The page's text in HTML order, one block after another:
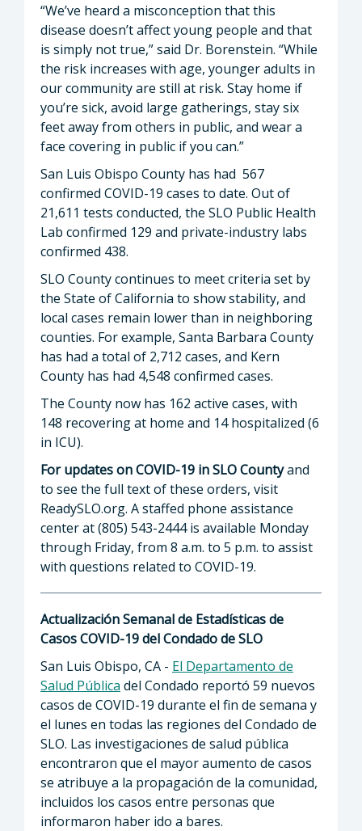
“We’ve heard a misconception that this
disease doesn’t affect young people and that
is simply not true,” said Dr. Borenstein. “While
the risk increases with age, younger adults in
our community are still at risk. Stay home if
you’re sick, avoid large gatherings, stay six
feet away from others in public, and wear a
face covering in public if you can.”
San Luis Obispo County has had 567
confirmed COVID-19 cases to date. Out of
21,611 tests conducted, the SLO Public Health
Lab confirmed 129 and private-industry labs
confirmed 438.
SLO County continues to meet criteria set by
the State of California to show stability, and
local cases remain lower than in neighboring
counties. For example, Santa Barbara County
has had a total of 2,712 cases, and Kern
County has had 4,548 confirmed cases.
The County now has 162 active cases, with
148 recovering at home and 14 hospitalized (6
in ICU).
For updates on COVID-19 in SLO Countyand
to see the full text of these orders, visit
ReadySLO.org. A staffed phone assistance
center at (805) 543-2444 is available Monday
through Friday, from 8 a.m. to 5 p.m. to assist
with questions related to COVID-19.
Actualización Semanal de Estadísticas de
Casos COVID-19 del Condado de SLO
San Luis Obispo, CA - El Departamento de
Salud Pública del Condado reportó 59 nuevos
casos de COVID-19 durante el fin de semana y
el lunes en todas las regiones del Condado de
SLO. Las investigaciones de salud pública
encontraron que el mayor aumento de casos
se atribuye a la propagación de la comunidad,
incluidos los casos entre personas que
informaron haber ido a bares.